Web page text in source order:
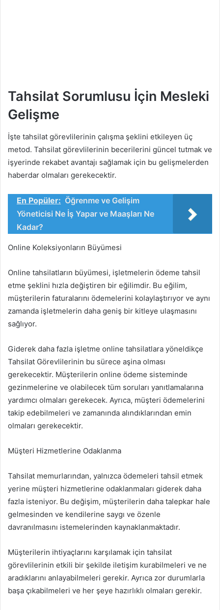
Tahsilat Sorumlusu İçin Mesleki
Gelişme
İşte tahsilat görevlilerinin çalışma şeklini etkileyen üç
metod. Tahsilat görevlilerinin becerilerini güncel tutmak ve
işyerinde rekabet avantajı sağlamak için bu gelişmelerden
haberdar olmaları gerekecektir.
En Popüler: Öğrenme ve Gelişim
Yöneticisi Ne İş Yapar ve Maaşları Ne
Kadar?
Online Koleksiyonların Büyümesi
Online tahsilatların büyümesi, işletmelerin ödeme tahsil
etme şeklini hızla değiştiren bir eğilimdir. Bu eğilim,
müşterilerin faturalarını ödemelerini kolaylaştırıyor ve aynı
zamanda işletmelerin daha geniş bir kitleye ulaşmasını
sağlıyor.
Giderek daha fazla işletme online tahsilatlara yöneldikçe
Tahsilat Görevlilerinin bu sürece aşina olması
gerekecektir. Müşterilerin online ödeme sisteminde
gezinmelerine ve olabilecek tüm soruları yanıtlamalarına
yardımcı olmaları gerekecek. Ayrıca, müşteri ödemelerini
takip edebilmeleri ve zamanında alındıklarından emin
olmaları gerekecektir.
Müşteri Hizmetlerine Odaklanma
Tahsilat memurlarından, yalnızca ödemeleri tahsil etmek
yerine müşteri hizmetlerine odaklanmaları giderek daha
fazla isteniyor. Bu değişim, müşterilerin daha talepkar hale
gelmesinden ve kendilerine saygı ve özenle
davranılmasını istemelerinden kaynaklanmaktadır.
Müşterilerin ihtiyaçlarını karşılamak için tahsilat
görevlilerinin etkili bir şekilde iletişim kurabilmeleri ve ne
aradıklarını anlayabilmeleri gerekir. Ayrıca zor durumlarla
başa çıkabilmeleri ve her şeye hazırlıklı olmaları gerekir.